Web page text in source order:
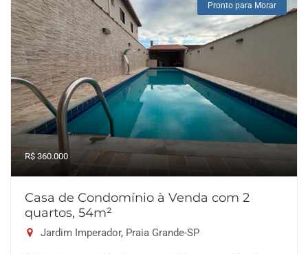
Pronto para Morar
R$ 360.000
Casa de Condomínio à Venda com 2
quartos, 54m²
Jardim Imperador, Praia Grande-SP